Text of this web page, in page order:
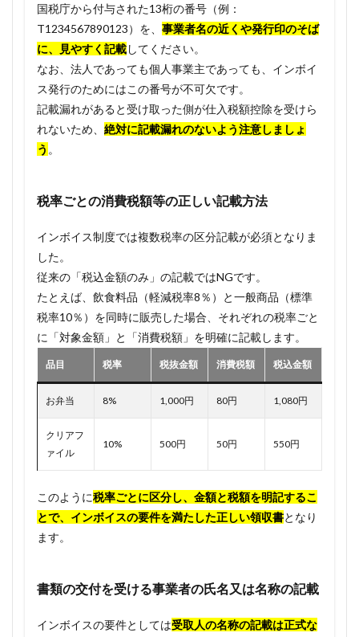
国税庁から付与された13桁の番号（例：
T1234567890123）を、 事業者名の近くや発行印のそば
に、見やすく記載してください。
なお、法人であっても個人事業主であっても、インボイ
ス発行のためにはこの番号が不可欠です。
記載漏れがあると受け取った側が仕入税額控除を受けら
れないため、 絶対に記載漏れのないよう注意しましょ
う 。
税率ごとの消費税額等の正しい記載方法
インボイス制度では複数税率の区分記載が必須となりま
した。
従来の「税込金額のみ」の記載ではNGです。
たとえば、飲食料品（軽減税率8％）と一般商品（標準
税率10％）を同時に販売した場合、それぞれの税率ごと
に「対象金額」と「消費税額」を明確に記載します。
品目 税率 税抜金額 消費税額 税込金額
お弁当 8% 1,000円 80円 1,080円
クリアフ
ァイル
10% 500円 50円 550円
このように税率ごとに区分し、金額と税額を明記するこ
とで、インボイスの要件を満たした正しい領収書となり
ます。
書類の交付を受ける事業者の氏名又は名称の記載
インボイスの要件としては受取人の名称の記載は正式な